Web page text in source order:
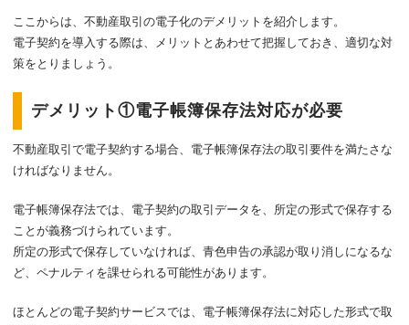
ここからは、不動産取引の電子化のデメリットを紹介します。
電子契約を導入する際は、メリットとあわせて把握しておき、適切な対
策をとりましょう。
デメリット①電子帳簿保存法対応が必要
不動産取引で電子契約する場合、電子帳簿保存法の取引要件を満たさな
ければなりません。
電子帳簿保存法では、電子契約の取引データを、所定の形式で保存する
ことが義務づけられています。
所定の形式で保存していなければ、青色申告の承認が取り消しになるな
ど、ペナルティを課せられる可能性があります。
ほとんどの電子契約サービスでは、電子帳簿保存法に対応した形式で取